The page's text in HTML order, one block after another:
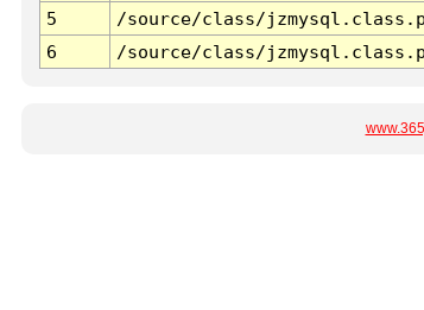
5
/source/class/
6
/source/class/